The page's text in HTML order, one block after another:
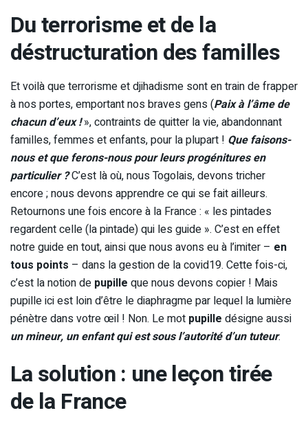
Du terrorisme et de la
déstructuration des familles
Et voilà que terrorisme et djihadisme sont en train de frapper
à nos portes, emportant nos braves gens (Paix à l’âme de
chacun d’eux !», contraints de quitter la vie, abandonnant
familles, femmes et enfants, pour la plupart ! Que faisons-
nous et que ferons-nous pour leurs progénitures en
particulier ?C’est là où, nous Togolais, devons tricher
encore ; nous devons apprendre ce qui se fait ailleurs.
Retournons une fois encore à la France : « les pintades
regardent celle (la pintade) qui les guide ». C’est en effet
notre guide en tout, ainsi que nous avons eu à l’imiter – en
tous points – dans la gestion de la covid19. Cette fois-ci,
c’est la notion de pupille que nous devons copier ! Mais
pupille ici est loin d’être le diaphragme par lequel la lumière
pénètre dans votre œil ! Non. Le mot pupille désigne aussi
un mineur, un enfant qui est sous l’autorité d’un tuteur.
La solution : une leçon tirée
de la France